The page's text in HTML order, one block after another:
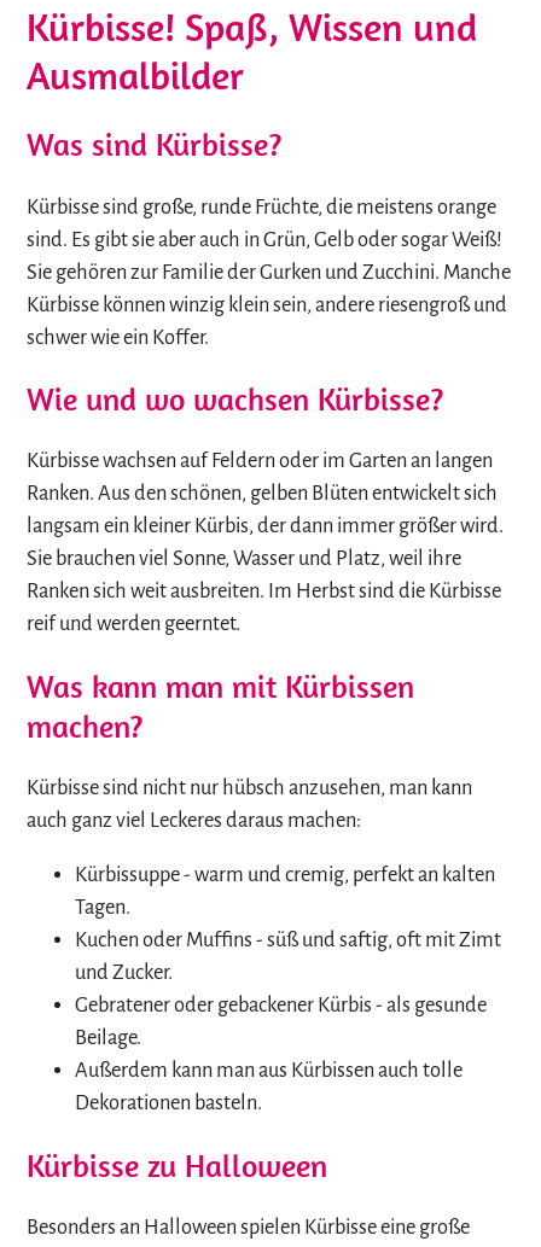
Kürbisse! Spaß, Wissen und
Ausmalbilder
Was sind Kürbisse?
Kürbisse sind große, runde Früchte, die meistens orange
sind. Es gibt sie aber auch in Grün, Gelb oder sogar Weiß!
Sie gehören zur Familie der Gurken und Zucchini. Manche
Kürbisse können winzig klein sein, andere riesengroß und
schwer wie ein Koffer.
Wie und wo wachsen Kürbisse?
Kürbisse wachsen auf Feldern oder im Garten an langen
Ranken. Aus den schönen, gelben Blüten entwickelt sich
langsam ein kleiner Kürbis, der dann immer größer wird.
Sie brauchen viel Sonne, Wasser und Platz, weil ihre
Ranken sich weit ausbreiten. Im Herbst sind die Kürbisse
reif und werden geerntet.
Was kann man mit Kürbissen
machen?
Kürbisse sind nicht nur hübsch anzusehen, man kann
auch ganz viel Leckeres daraus machen:
Kürbissuppe - warm und cremig, perfekt an kalten
Tagen.
Kuchen oder Muffins - süß und saftig, oft mit Zimt
und Zucker.
Gebratener oder gebackener Kürbis - als gesunde
Beilage.
Außerdem kann man aus Kürbissen auch tolle
Dekorationen basteln.
Kürbisse zu Halloween
Besonders an Halloween spielen Kürbisse eine große